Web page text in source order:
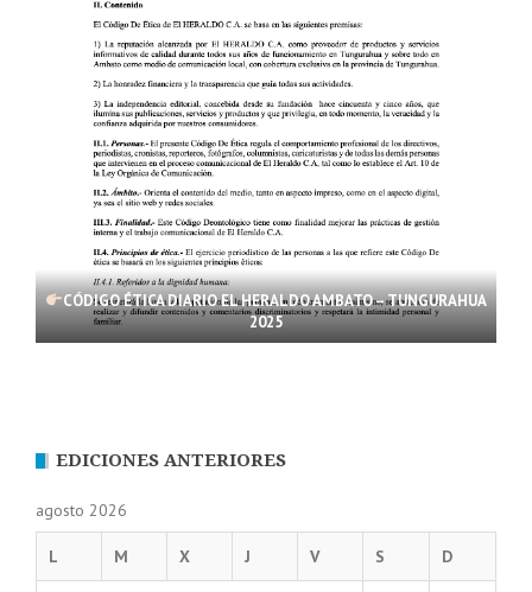
CÓDIGO ÉTICA DIARIO EL HERALDO AMBATO – TUNGURAHUA
2025
EDICIONES ANTERIORES
agosto 2026
L M X J V S D